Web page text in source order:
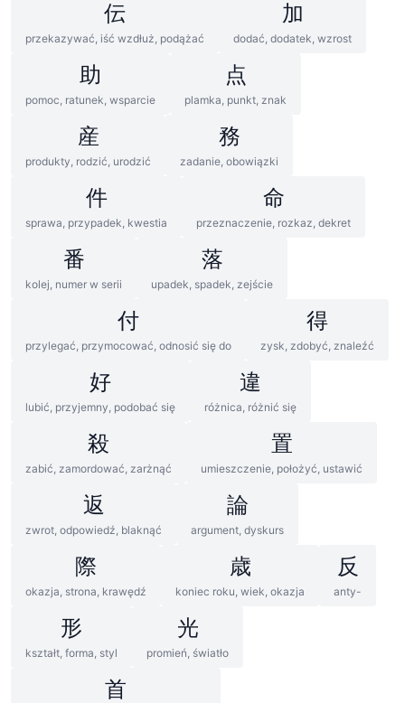
伝
przekazywać, iść wzdłuż, podążać
加
dodać, dodatek, wzrost
助
pomoc, ratunek, wsparcie
点
plamka, punkt, znak
産
produkty, rodzić, urodzić
務
zadanie, obowiązki
件
sprawa, przypadek, kwestia
命
przeznaczenie, rozkaz, dekret
番
kolej, numer w serii
落
upadek, spadek, zejście
付
przylegać, przymocować, odnosić się do
得
zysk, zdobyć, znaleźć
好
lubić, przyjemny, podobać się
違
różnica, różnić się
殺
zabić, zamordować, zarżnąć
置
umieszczenie, położyć, ustawić
返
zwrot, odpowiedź, blaknąć
論
argument, dyskurs
際
okazja, strona, krawędź
歳
koniec roku, wiek, okazja
反
anty-
形
kształt, forma, styl
光
promień, światło
首